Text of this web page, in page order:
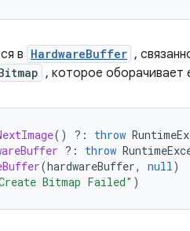
в HardwareBuffer ,
, которое оборачивает
() ?: throw
?: throw
(hardwareBuffer, null)
Bitmap Failed" )